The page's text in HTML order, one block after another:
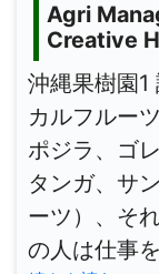
Agri
Creative
沖縄果樹園1
カルフルー
ポジラ、ゴ
タンガ、サ
ーツ）、そ
の人は仕事